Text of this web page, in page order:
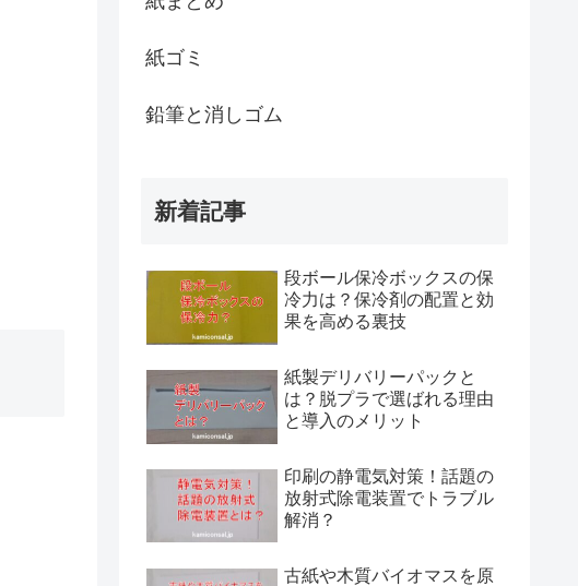
紙ゴミ
鉛筆と消しゴム
新着記事
段ボール保冷ボックスの保
冷力は？保冷剤の配置と効
果を高める裏技
紙製デリバリーパックと
は？脱プラで選ばれる理由
と導入のメリット
印刷の静電気対策！話題の
放射式除電装置でトラブル
解消？
古紙や木質バイオマスを原